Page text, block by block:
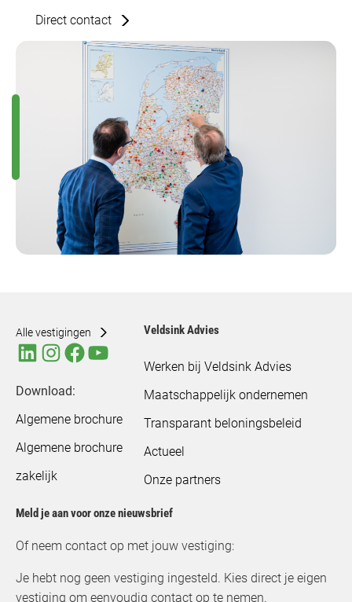
Direct contact
Alle vestigingen
Download:
Algemene brochure
Algemene brochure
zakelijk
Veldsink Advies
Werken bij Veldsink Advies
Maatschappelijk ondernemen
Transparant beloningsbeleid
Actueel
Onze partners
Meld je aan voor onze nieuwsbrief
Of neem contact op met jouw vestiging:
Je hebt nog geen vestiging ingesteld. Kies direct je eigen
vestiging om eenvoudig contact op te nemen.